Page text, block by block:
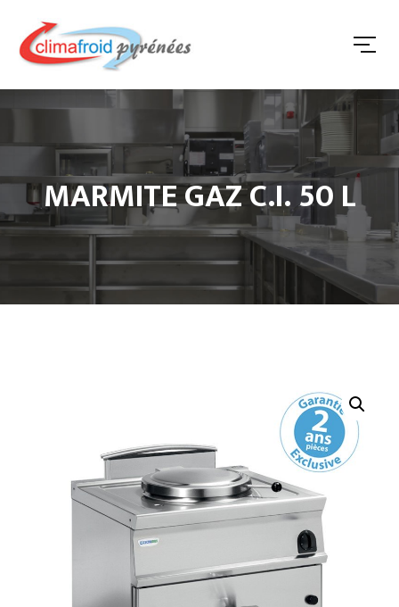
MARMITE GAZ C.I. 50 L